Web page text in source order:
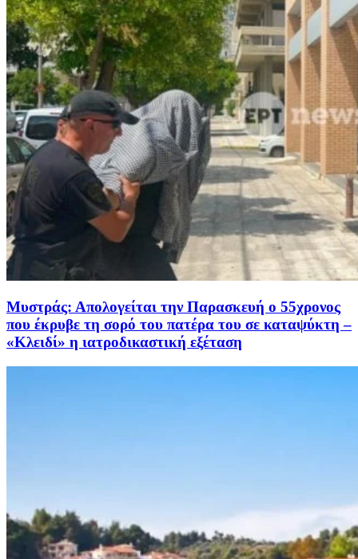
Μυστράς: Απολογείται την Παρασκευή ο 55χρονος
που έκρυβε τη σορό του πατέρα του σε καταψύκτη –
«Κλειδί» η ιατροδικαστική εξέταση